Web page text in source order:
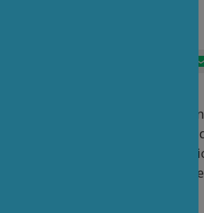
Ao contrário.
e a extrema-direita,
lembrar: ao ser
deste ano, o parlamentar
inclusive por este que